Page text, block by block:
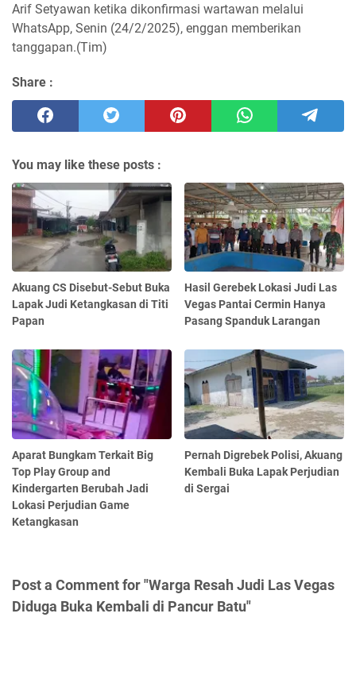
Arif Setyawan ketika dikonfirmasi wartawan melalui
WhatsApp, Senin (24/2/2025), enggan memberikan
tanggapan.(Tim)
Share :
You may like these posts :
Akuang CS Disebut-Sebut Buka
Lapak Judi Ketangkasan di Titi
Papan
Hasil Gerebek Lokasi Judi Las
Vegas Pantai Cermin Hanya
Pasang Spanduk Larangan
Aparat Bungkam Terkait Big
Top Play Group and
Kindergarten Berubah Jadi
Lokasi Perjudian Game
Ketangkasan
Pernah Digrebek Polisi, Akuang
Kembali Buka Lapak Perjudian
di Sergai
Post a Comment for "Warga Resah Judi Las Vegas
Diduga Buka Kembali di Pancur Batu"